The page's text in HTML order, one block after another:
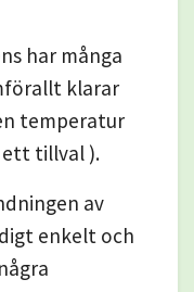
har många
klarar
temperatur
ett tillval ).
av
enkelt och